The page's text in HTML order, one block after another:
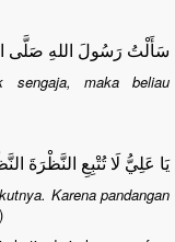
سَأَلْتُ رَسُولَ اللهِ صَلَّى
sengaja, maka beliau
يَا عَلِيُّ لَا تُتْبِعِ النَّظْرَةَ
Karena pandangan